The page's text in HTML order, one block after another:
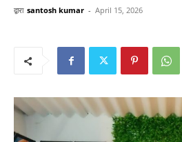
द्वारा santosh kumar - April 15, 2026